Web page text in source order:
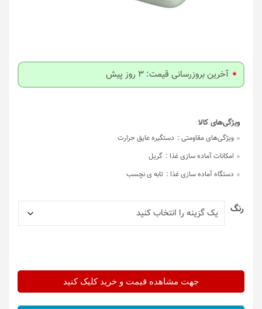
آخرین بروزرسانی قیمت: 3 روز پیش
ویژگی‌های مقاومتی : دستگیره عایق حرارت
امکانات آماده سازی غذا : گریل
دستگاه آماده سازی غذا : تابه ی نچسب
رنگ
جهت مشاهده قیمت و خرید کلیک کنید